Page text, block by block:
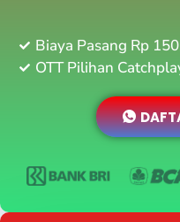
Biaya Pasang Rp
OTT Pilihan